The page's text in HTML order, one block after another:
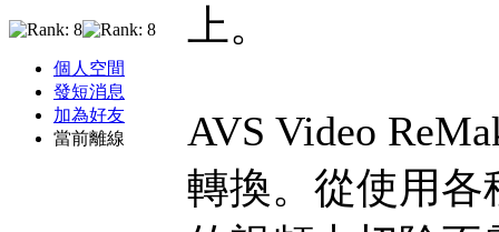
個人空間
發短消息
加為好友
當前離線
上。
AVS Video
轉換。從使用各